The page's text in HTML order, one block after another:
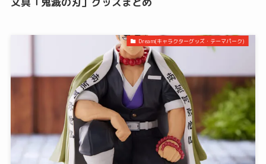
Dream(キャラクターグッズ・テーマパーク)